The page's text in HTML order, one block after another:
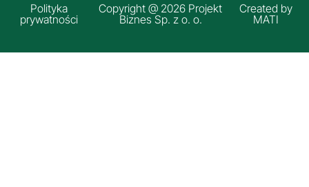
Polityka
prywatności
Copyright @ 2026 Projekt
Biznes Sp. z o. o.
Created by
MATI